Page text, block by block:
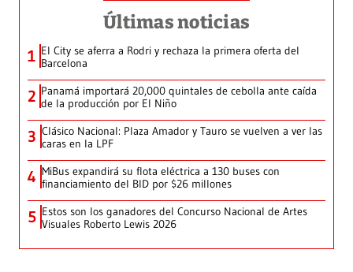
Últimas noticias
1 El City se aferra a Rodri y rechaza la primera oferta del
Barcelona
2 Panamá importará 20,000 quintales de cebolla ante caída
de la producción por El Niño
3 Clásico Nacional: Plaza Amador y Tauro se vuelven a ver las
caras en la LPF
4 MiBus expandirá su flota eléctrica a 130 buses con
financiamiento del BID por $26 millones
5 Estos son los ganadores del Concurso Nacional de Artes
Visuales Roberto Lewis 2026